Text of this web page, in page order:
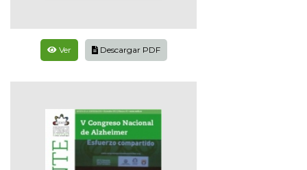
Ver Descargar PDF